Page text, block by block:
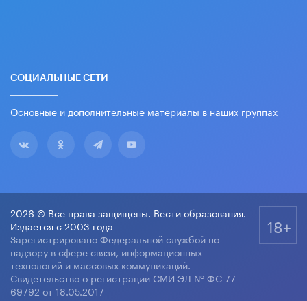
СОЦИАЛЬНЫЕ СЕТИ
Основные и дополнительные материалы в наших группах
2026 © Все права защищены. Вести образования.
Издается с 2003 года
Зарегистрировано Федеральной службой по
надзору в сфере связи, информационных
технологий и массовых коммуникаций.
Свидетельство о регистрации СМИ ЭЛ № ФС 77-
69792 от 18.05.2017
18+